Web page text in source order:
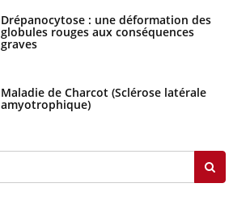
Drépanocytose : une déformation des
globules rouges aux conséquences
graves
Maladie de Charcot (Sclérose latérale
amyotrophique)